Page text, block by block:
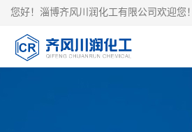
您好！淄博齐风川润化工有限公司欢迎您！